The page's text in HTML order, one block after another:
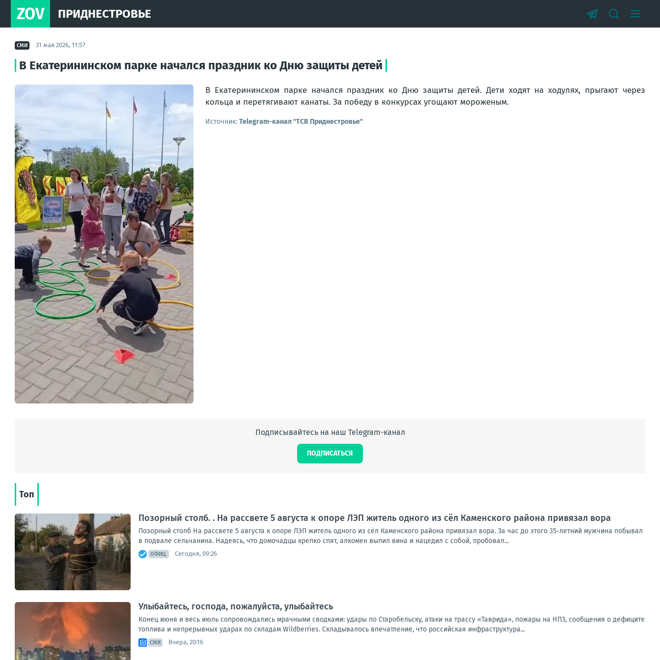
ZOV ПРИДНЕСТРОВЬЕ
СМИ 31 мая 2026, 11:57
В Екатерининском парке начался праздник ко Дню защиты детей
В Екатерининском парке начался праздник ко Дню защиты детей. Дети ходят на ходулях, прыгают через
кольца и перетягивают канаты. За победу в конкурсах угощают мороженым.
Источник: Telegram-канал "ТСВ Приднестровье"
Подписывайтесь на наш Telegram-канал
ПОДПИСАТЬСЯ
Топ
Позорный столб. . На рассвете 5 августа к опоре ЛЭП житель одного из сёл Каменского района привязал вора
Позорный столб На рассвете 5 августа к опоре ЛЭП житель одного из сёл Каменского района привязал вора. За час до этого 35-летний мужчина побывал
в подвале сельчанина. Надеясь, что домочадцы крепко спят, алкомен выпил вина и нацедил с собой, пробовал...
ОФИЦ. Сегодня, 09:26
Улыбайтесь, господа, пожалуйста, улыбайтесь
Конец июня и весь июль сопровождались мрачными сводками: удары по Старобельску, атаки на трассу «Таврида», пожары на НПЗ, сообщения о дефиците
топлива и непрерывных ударах по складам Wildberries. Складывалось впечатление, что российская инфраструктура...
СМИ Вчера, 20:16